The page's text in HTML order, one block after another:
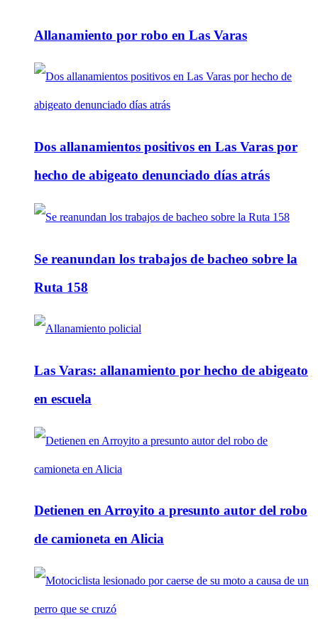
Allanamiento por robo en Las Varas
Dos allanamientos positivos en Las Varas por
hecho de abigeato denunciado días atrás
Se reanundan los trabajos de bacheo sobre la
Ruta 158
Las Varas: allanamiento por hecho de abigeato
en escuela
Detienen en Arroyito a presunto autor del robo
de camioneta en Alicia